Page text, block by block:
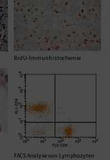
BrdU-Immunhistochemie
FACS Analyse von Lymphozyten